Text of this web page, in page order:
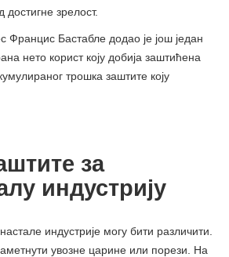
достигне зрелост.
Францис Бастабле додао је још један
нето корист коју добија заштићена
трошка заштите коју
за
индустрију
индустрије могу бити различити.
увозне царине или порези. На